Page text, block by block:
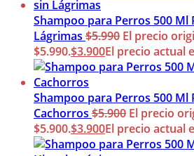
Shampoo para Perros 500
Lágrimas $5.990 El precio
$5.990.$3.900El precio actual
Shampoo para Perros 500 Ml
Cachorros $5.900 El precio
$5.900.$3.900El precio actual